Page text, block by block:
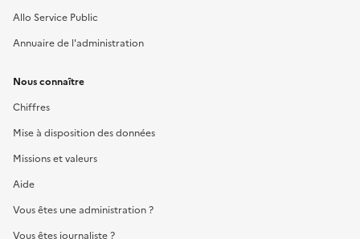
Allo Service Public
Annuaire de l'administration
Nous connaître
Chiffres
Mise à disposition des données
Missions et valeurs
Aide
Vous êtes une administration ?
Vous êtes journaliste ?